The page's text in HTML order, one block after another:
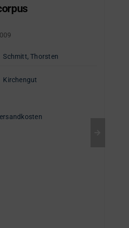
Schmitt, Thorsten
Kirchengut